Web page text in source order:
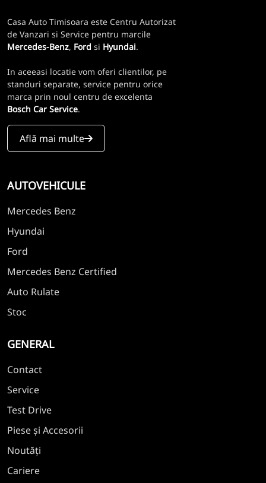
Casa Auto Timisoara este Centru Autorizat
de Vanzari si Service pentru marcile
Mercedes-Benz, Ford si Hyundai.
In aceeasi locatie vom oferi clientilor, pe
standuri separate, service pentru orice
marca prin noul centru de excelenta
Bosch Car Service.
Află mai multe
AUTOVEHICULE
Mercedes Benz
Hyundai
Ford
Mercedes Benz Certified
Auto Rulate
Stoc
GENERAL
Contact
Service
Test Drive
Piese și Accesorii
Noutăți
Cariere